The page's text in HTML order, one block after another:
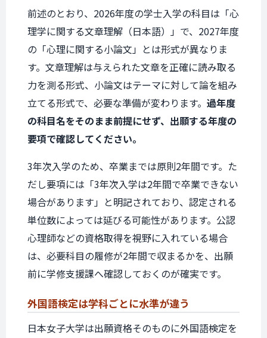
前述のとおり、2026年度の学士入学の科目は「心
理学に関する文章理解（日本語）」で、2027年度
の「心理に関する小論文」とは形式が異なりま
す。文章理解は与えられた文章を正確に読み取る
力を測る形式、小論文はテーマに対して論を組み
立てる形式で、必要な準備が変わります。 過年度
の科目名をそのまま前提にせず、出願する年度の
要項で確認してください。
3年次入学のため、卒業までは原則2年間です。た
だし要項には「3年次入学は2年間で卒業できない
場合があります」と明記されており、認定される
単位数によっては延びる可能性があります。公認
心理師などの資格取得を視野に入れている場合
は、必要科目の履修が2年間で収まるかを、出願
前に学修支援課へ確認しておくのが確実です。
外国語検定は学科ごとに水準が違う
日本女子大学は出願資格そのものに外国語検定を